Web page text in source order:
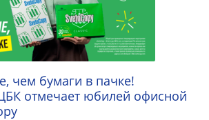
чем бумаги в пачке!
отмечает юбилей офисной